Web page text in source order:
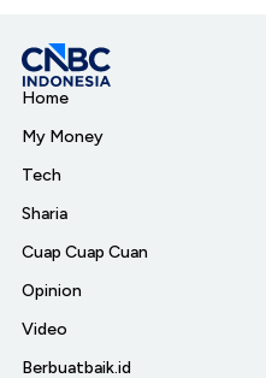
Home
My Money
Tech
Sharia
Cuap Cuap Cuan
Opinion
Video
Berbuatbaik.id